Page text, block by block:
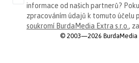
informace od našich partnerů?
zpracováním údajů k tomuto účelu
soukromí BurdaMedia Extra s.r.o. ,
© 2003—2026 BurdaMedia